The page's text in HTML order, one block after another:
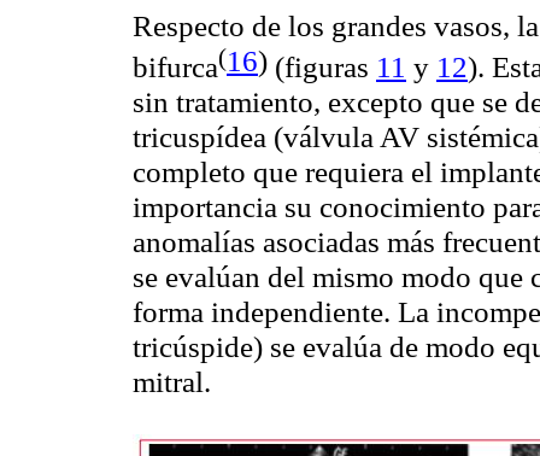
Respecto de los grandes vasos,
bifurca(16) (figuras 11 y 12).
sin tratamiento, excepto que se
tricuspídea (válvula AV
completo que requiera el
importancia su conocimiento
anomalías asociadas más
se evalúan del mismo modo que
forma independiente. La
tricúspide) se evalúa de modo
mitral.